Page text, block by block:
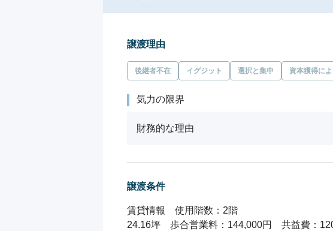
譲渡理由
後継者不在 イグジット 選択と集中 資本獲得に
気力の限界
財務的な理由
譲渡条件
賃貸情報　使用階数：2階
24.16坪　歩合営業料：144,000円　共益費：